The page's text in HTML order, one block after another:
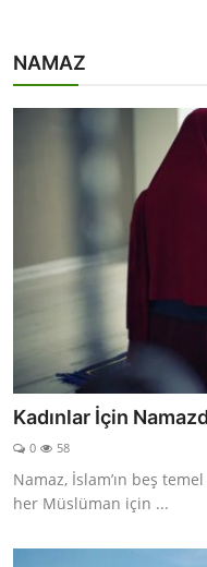
NAMAZ
Kadınlar İçin
0 58
Namaz, İslam’ın beş
her Müslüman için ...